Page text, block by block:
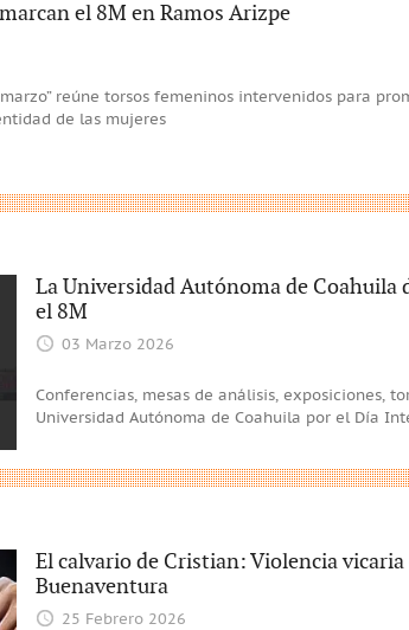
el 8M en Ramos Arizpe
reúne torsos femeninos intervenidos para
de las mujeres
La Universidad Autónoma de Coahuila
el 8M
03 Marzo 2026
Conferencias, mesas de análisis, exposiciones,
Universidad Autónoma de Coahuila por el Día
El calvario de Cristian: Violencia
Buenaventura
25 Febrero 2026